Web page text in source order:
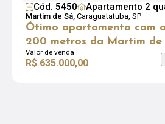
Cód. 5450 Apartamento 2
Martim de Sá, Caraguatatuba, SP
Ótimo apartamento com
200 metros da Martim de
Valor de venda
R$ 635.000,00